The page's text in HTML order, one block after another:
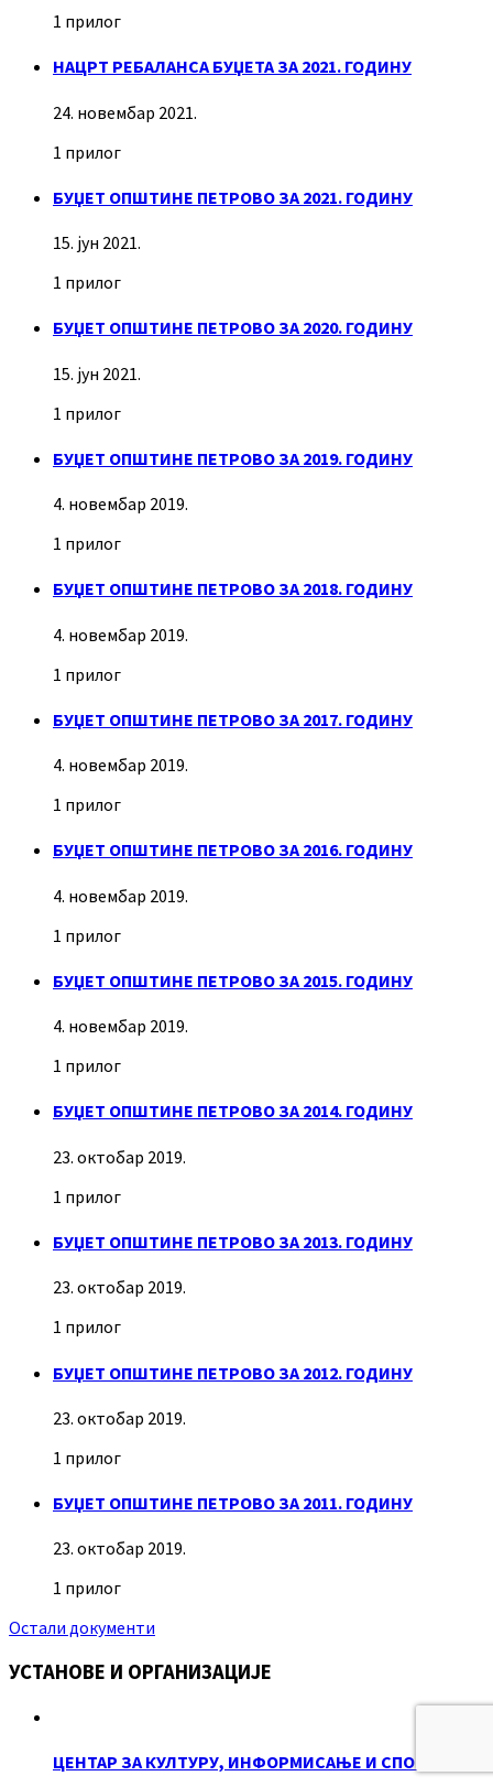
1 прилог
НАЦРТ РЕБАЛАНСА БУЏЕТА ЗА 2021. ГОДИНУ
24. новембар 2021.
1 прилог
БУЏЕТ ОПШТИНЕ ПЕТРОВО ЗА 2021. ГОДИНУ
15. јун 2021.
1 прилог
БУЏЕТ ОПШТИНЕ ПЕТРОВО ЗА 2020. ГОДИНУ
15. јун 2021.
1 прилог
БУЏЕТ ОПШТИНЕ ПЕТРОВО ЗА 2019. ГОДИНУ
4. новембар 2019.
1 прилог
БУЏЕТ ОПШТИНЕ ПЕТРОВО ЗА 2018. ГОДИНУ
4. новембар 2019.
1 прилог
БУЏЕТ ОПШТИНЕ ПЕТРОВО ЗА 2017. ГОДИНУ
4. новембар 2019.
1 прилог
БУЏЕТ ОПШТИНЕ ПЕТРОВО ЗА 2016. ГОДИНУ
4. новембар 2019.
1 прилог
БУЏЕТ ОПШТИНЕ ПЕТРОВО ЗА 2015. ГОДИНУ
4. новембар 2019.
1 прилог
БУЏЕТ ОПШТИНЕ ПЕТРОВО ЗА 2014. ГОДИНУ
23. октобар 2019.
1 прилог
БУЏЕТ ОПШТИНЕ ПЕТРОВО ЗА 2013. ГОДИНУ
23. октобар 2019.
1 прилог
БУЏЕТ ОПШТИНЕ ПЕТРОВО ЗА 2012. ГОДИНУ
23. октобар 2019.
1 прилог
БУЏЕТ ОПШТИНЕ ПЕТРОВО ЗА 2011. ГОДИНУ
23. октобар 2019.
1 прилог
Остали документи
УСТАНОВЕ И ОРГАНИЗАЦИЈЕ
ЦЕНТАР ЗА КУЛТУРУ, ИНФОРМИСАЊЕ И СПОРТ